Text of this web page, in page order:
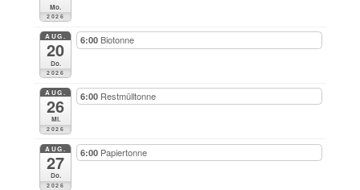
Mo.
2026
AUG.
20
Do.
2026
6:00 Biotonne
AUG.
26
Mi.
2026
6:00 Restmülltonne
AUG.
27
Do.
2026
6:00 Papiertonne